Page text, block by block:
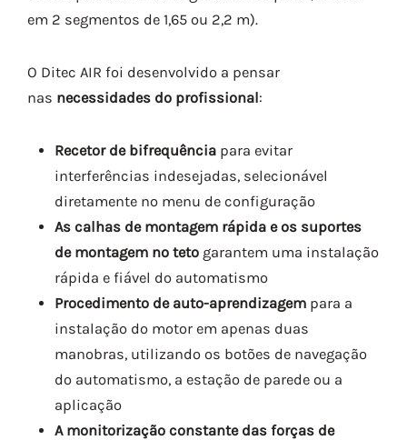
em 2 segmentos de 1,65 ou 2,2 m).
O Ditec AIR foi desenvolvido a pensar
nas necessidades do profissional:
Recetor de bifrequência para evitar
interferências indesejadas, selecionável
diretamente no menu de configuração
As calhas de montagem rápida e os suportes
de montagem no teto garantem uma instalação
rápida e fiável do automatismo
Procedimento de auto-aprendizagem para a
instalação do motor em apenas duas
manobras, utilizando os botões de navegação
do automatismo, a estação de parede ou a
aplicação
A monitorização constante das forças de